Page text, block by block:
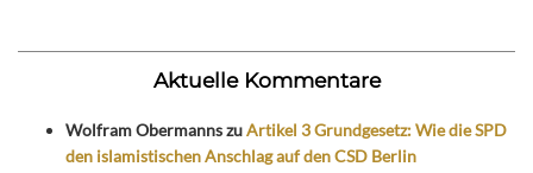
Aktuelle Kommentare
Wolfram ObermannszuArtikel 3 Grundgesetz: Wie die SPD
den islamistischen Anschlag auf den CSD Berlin